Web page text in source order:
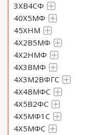
3ХВ4СФ
40Х5МФ
45ХНМ
4Х2В5МФ
4Х2НМФ
4Х3ВМФ
4Х3М2ВФГС
4Х4ВМФС
4Х5В2ФС
4Х5МФ1С
4Х5МФС